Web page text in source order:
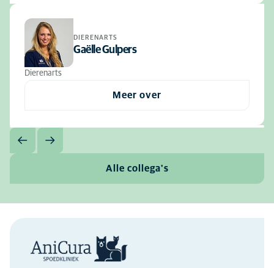
DIERENARTS
Gaëlle Gulpers
Dierenarts
Meer over
Alle collega's